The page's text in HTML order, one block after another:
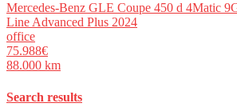
Mercedes-Benz GLE Coupe 450 d 4Matic
Line Advanced Plus 2024
office
75.988€
88.000 km
Search results